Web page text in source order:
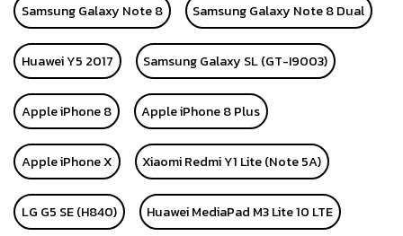
Samsung Galaxy Note 8 Samsung Galaxy Note 8 Dual
Huawei Y5 2017 Samsung Galaxy SL (GT-I9003)
Apple iPhone 8 Apple iPhone 8 Plus
Apple iPhone X Xiaomi Redmi Y1 Lite (Note 5A)
LG G5 SE (H840) Huawei MediaPad M3 Lite 10 LTE